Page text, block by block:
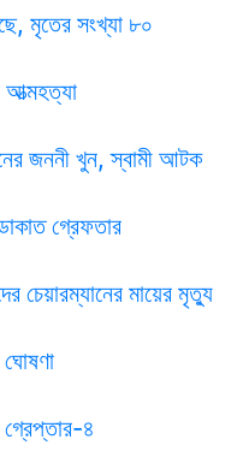
মৃতের সংখ্যা ৮০
আত্মহত্যা
জননী খুন, স্বামী আটক
গ্রেফতার
চেয়ারম্যানের মায়ের মৃত্যু
গ্রেপ্তার-৪